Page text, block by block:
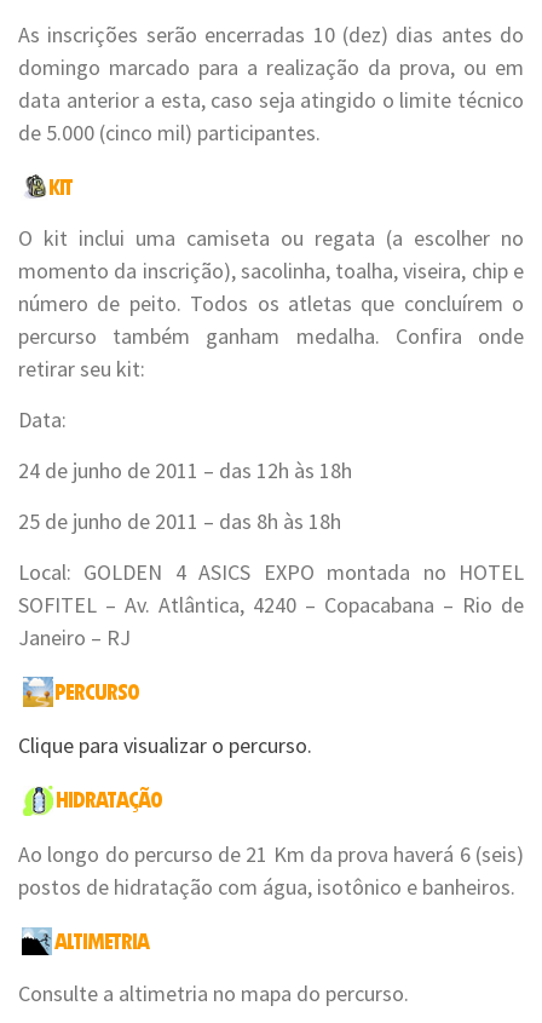
As inscrições serão encerradas 10 (dez) dias antes do
domingo marcado para a realização da prova, ou em
data anterior a esta, caso seja atingido o limite técnico
de 5.000 (cinco mil) participantes.
O kit inclui uma camiseta ou regata (a escolher no
momento da inscrição), sacolinha, toalha, viseira, chip e
número de peito. Todos os atletas que concluírem o
percurso também ganham medalha. Confira onde
retirar seu kit:
Data:
24 de junho de 2011 – das 12h às 18h
25 de junho de 2011 – das 8h às 18h
Local: GOLDEN 4 ASICS EXPO montada no HOTEL
SOFITEL – Av. Atlântica, 4240 – Copacabana – Rio de
Janeiro – RJ
Clique para visualizar o percurso.
Ao longo do percurso de 21 Km da prova haverá 6 (seis)
postos de hidratação com água, isotônico e banheiros.
Consulte a altimetria no mapa do percurso.